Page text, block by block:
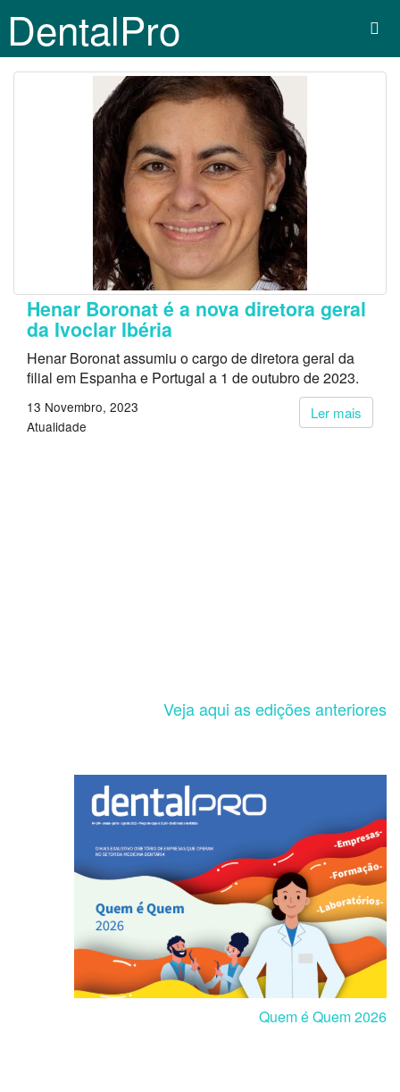
DentalPro
Henar Boronat é a nova diretora geral
da Ivoclar Ibéria
Henar Boronat assumiu o cargo de diretora geral da
filial em Espanha e Portugal a 1 de outubro de 2023.
Ler mais
13 Novembro, 2023
Atualidade
Veja aqui as edições anteriores
Quem é Quem 2026